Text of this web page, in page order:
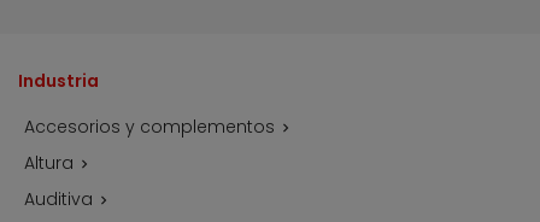
Industria
Accesorios y complementos 
Altura 
Auditiva 